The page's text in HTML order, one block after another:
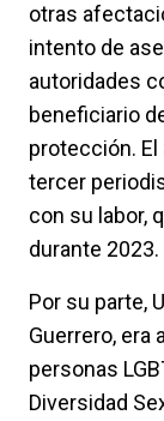
otras
intento de
autoridades
beneficiario
protección. El
tercer
con su labor,
durante 2023.
Por su parte,
Guerrero, era
personas
Diversidad